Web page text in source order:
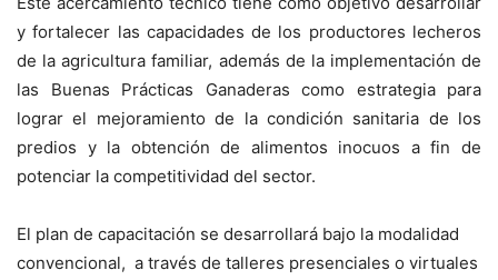
y fortalecer las capacidades de los productores lecheros
de la agricultura familiar, además de la implementación de
las Buenas Prácticas Ganaderas como estrategia para
lograr el mejoramiento de la condición sanitaria de los
predios y la obtención de alimentos inocuos a fin de
potenciar la competitividad del sector.
El plan de capacitación se desarrollará bajo la modalidad
convencional, a través de talleres presenciales o virtuales